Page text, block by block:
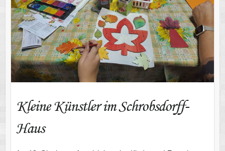
Kleine Künstler im Schrobsdorff-
Haus